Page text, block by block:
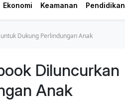
Ekonomi Keamanan Pendidikan
Dukung Perlindungan Anak
Diluncurkan
Anak